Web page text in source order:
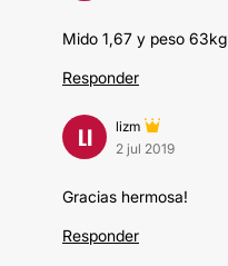
Mido 1,67 y peso 63kg
Responder
LI
lizm
2 jul 2019
Gracias hermosa!
Responder